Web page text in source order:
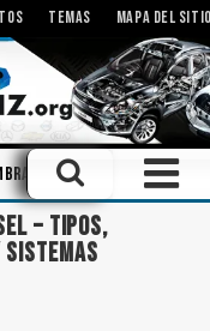
TEMAS MAPA DEL
Componentes
– TIPOS,
SISTEMAS